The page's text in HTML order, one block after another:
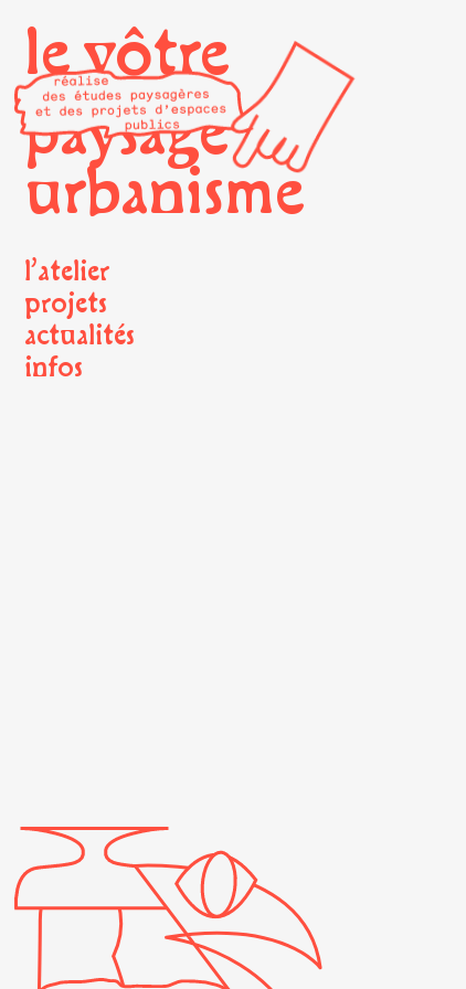
le vôtre
paysage
urbanisme
l’atelier
projets
actualités
infos